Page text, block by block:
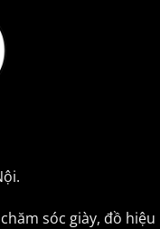
sóc giày, đồ hiệu